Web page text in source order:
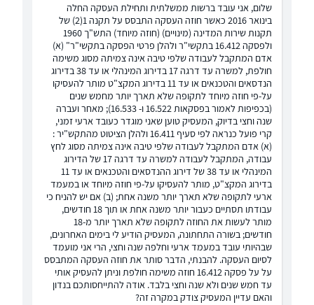
שלום, אני עובד ברשות ממשלתית ותחילת העסקה החלה
בינואר 2016 כאשר חוזה העסקה התבסס על תקנה 1(2) של
תקנות שירות המדינה (מינויים) (חוזה מיוחד) התש"ך 1960
ולפסקה 16.412 בתקשי"ר ולהלן פרטי הפסקה בתקשי"ר" (א)
אדם המתקבל לעבודה שלפי טיבה אינה צמיתה מסוג משימה
חולפת, למשרה עד דרגה 17 בדירוג המינהלי או עד 38 בדירוג
הנדסאים והטכנאים או עד 11 בדירוג המקצ"ט מותר להעסיקו
על-פי חוזה מיוחד לתקופה שלא תארך יותר מחמש שנים
(בכפיפות לאמור בפסקאות 16.522 ו- 16.533); מאחר ועברה
שנה וחצי בדיוק, המעסיק טוען שאני מוגדר כעובד ארעי זמני,
קרי פועל כנראה לפי סעיף 16.411 ולהלן הציטוט מהתקש"יר :
(א) אדם המתקבל לעבודה שלפי טיבה אינה צמיתה מסוג לחץ
עבודה, המתקבל לעבודה למשרה עד דרגה 17 של הדירוג
המינהלי או עד 38 של דירוג ההנדסאים והטכנאים או עד 11
בדירוג המקצ"ט, מותר להעסיקו על-פי חוזה מיוחד או במעמד
ארעי לתקופה שלא תארך יותר משנה אחת; (ב) אם יש להניח כי
עבודתו תסתיים כעבור יותר משנה אחת או תוך 18 חודשים,
מותר לעשות את החוזה לתקופה שלא תארך יותר מ-18
חודשים; בשורה התחתונה, המעסיק הודיע לי בימים האחרונים,
שבהיותי עובד במעמד ארעי וחלפה שנה וחצי, הרי אני מועמד
לסיום העסקה. להבנתי, הדבר סותר את חוזה העסקה המתבסס
על על פסקה 16.412 חוזה משימה חולפת וניתן להעסיק אותי
עד חמש שנים ולא שנה וחצי בלבד. אודה להתייחסותכם בנדון
והאם עדיין המעסיק צודק במקרה זה?